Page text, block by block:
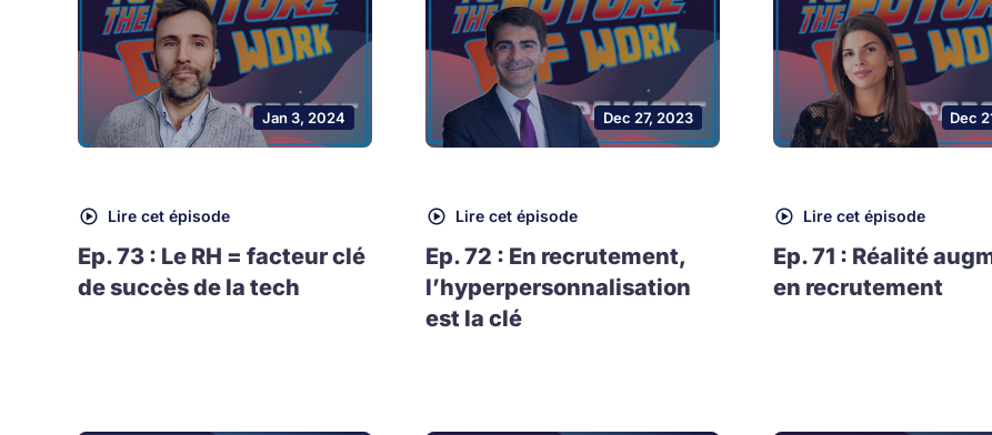
Jan 3, 2024
Lire cet épisode
Ep. 73 : Le RH = facteur clé
de succès de la tech
Dec 27, 2023
Lire cet épisode
Ep. 72 : En recrutement,
l’hyperpersonnalisation
est la clé
Dec
Lire cet épisode
Ep. 71 : Réalité
en recrutement